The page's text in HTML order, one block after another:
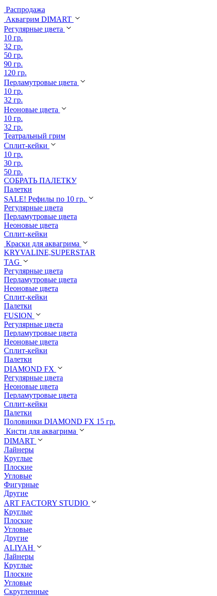
Распродажа
Аквагрим DIMART
Регулярные цвета
10 гр.
32 гр.
50 гр.
90 гр.
120 гр.
Перламутровые цвета
10 гр.
32 гр.
Неоновые цвета
10 гр.
32 гр.
Театральный грим
Сплит-кейки
10 гр.
30 гр.
50 гр.
СОБРАТЬ ПАЛЕТКУ
Палетки
SALE! Рефилы по 10 гр.
Регулярные цвета
Перламутровые цвета
Неоновые цвета
Сплит-кейки
Краски для аквагрима
KRYVALINE,SUPERSTAR
TAG
Регулярные цвета
Перламутровые цвета
Неоновые цвета
Сплит-кейки
Палетки
FUSION
Регулярные цвета
Перламутровые цвета
Неоновые цвета
Сплит-кейки
Палетки
DIAMOND FX
Регулярные цвета
Неоновые цвета
Перламутровые цвета
Сплит-кейки
Палетки
Половинки DIAMOND FX 15 гр.
Кисти для аквагрима
DIMART
Лайнеры
Круглые
Плоские
Угловые
Фигурные
Другие
ART FACTORY STUDIO
Круглые
Плоские
Угловые
Другие
ALIYAH
Лайнеры
Круглые
Плоские
Угловые
Скругленные